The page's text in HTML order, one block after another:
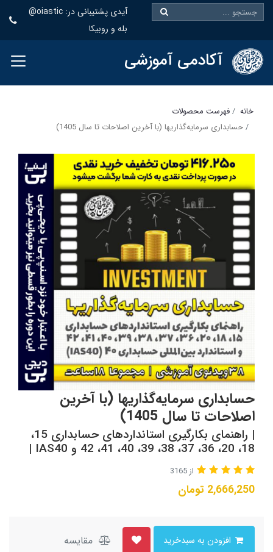
@oiastic :آیدی پشتیبانی در
بله و روبیکا
آکادمی آموزشی
خانه
فهرست محصولات
حسابداری سرمایه‌گذاریها (با آخرین اصلاحات تا سال 1405)
حسابداری سرمایه‌گذاریها (با آخرین
اصلاحات تا سال 1405)
| راهنمای بکارگیری استانداردهای حسابداری 15،
18، 20، 36، 37، 38، 39، 40، 41، 42 و IAS40 |
از 3165
2,666,250 تومان
مقایسه